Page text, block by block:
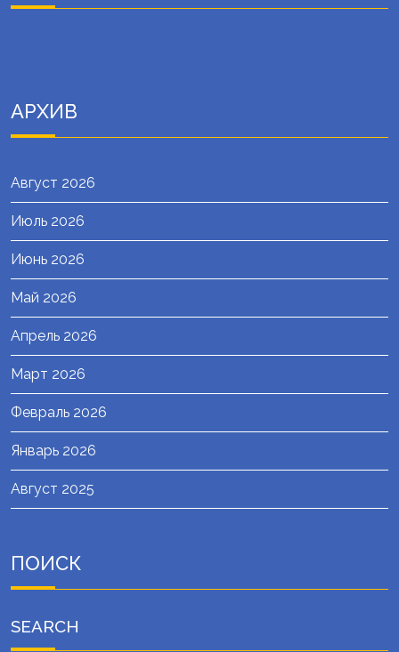
АРХИВ
Август 2026
Июль 2026
Июнь 2026
Май 2026
Апрель 2026
Март 2026
Февраль 2026
Январь 2026
Август 2025
ПОИСК
SEARCH